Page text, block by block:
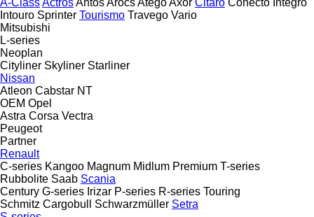
Intouro Sprinter Tourismo Travego Vario
Mitsubishi
L-series
Neoplan
Cityliner Skyliner Starliner
Nissan
Atleon Cabstar NT
OEM Opel
Astra Corsa Vectra
Peugeot
Partner
Renault
C-series Kangoo Magnum Midlum Premium T-series
Rubbolite Saab Scania
Century G-series Irizar P-series R-series Touring
Schmitz Cargobull
Schwarzmüller Setra